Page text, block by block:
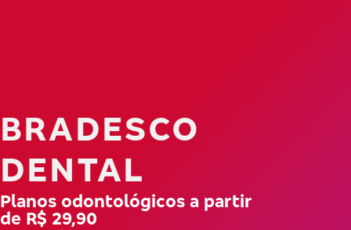
BRADESCO
DENTAL
Planos odontológicos a partir
de R$ 29,90